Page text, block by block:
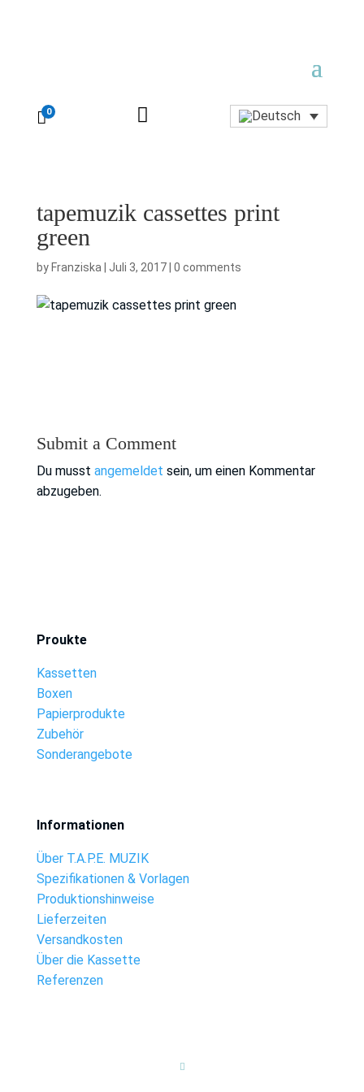
0 
tapemuzik cassettes print
green
by Franziska Juli 3, 2017| 0 comments
Submit a Comment
Du musst angemeldet sein, um einen Kommentar
abzugeben.
Proukte
Kassetten
Boxen
Papierprodukte
Zubehör
Sonderangebote
Informationen
Über T.A.P.E. MUZIK
Spezifikationen & Vorlagen
Produktionshinweise
Lieferzeiten
Versandkosten
Über die Kassette
Referenzen
